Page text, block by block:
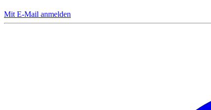
Mit E-Mail anmelden